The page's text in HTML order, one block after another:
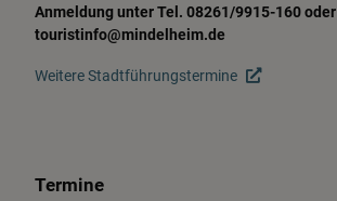
Anmeldung unter Tel. 08261/9915-160 oder
touristinfo@mindelheim.de
Weitere Stadtführungstermine
Termine